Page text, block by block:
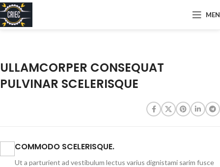
ULLAMCORPER CONSEQUAT
PULVINAR SCELERISQUE
COMMODO SCELERISQUE.
Ut a parturient ad vestibulum lectus varius dignistami sarim fusce